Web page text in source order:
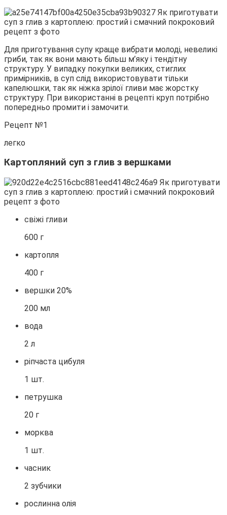
Для приготування супу краще вибрати молоді, невеликі
гриби, так як вони мають більш м’яку і тендітну
структуру. У випадку покупки великих, стиглих
примірників, в суп слід використовувати тільки
капелюшки, так як ніжка зрілої гливи має жорстку
структуру. При використанні в рецепті круп потрібно
попередньо промити і замочити.
Рецепт №1
легко
Картопляний суп з глив з вершками
свіжі гливи
600 г
картопля
400 г
вершки 20%
200 мл
вода
2 л
ріпчаста цибуля
1 шт.
петрушка
20 г
морква
1 шт.
часник
2 зубчики
рослинна олія